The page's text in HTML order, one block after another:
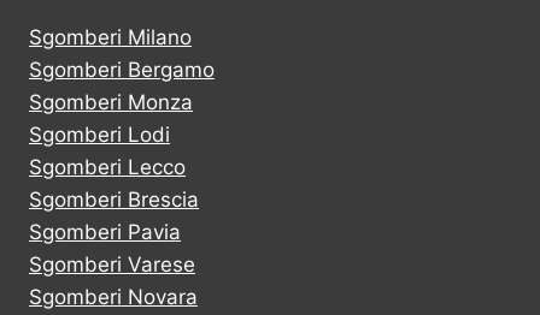
Sgomberi Milano
Sgomberi Bergamo
Sgomberi Monza
Sgomberi Lodi
Sgomberi Lecco
Sgomberi Brescia
Sgomberi Pavia
Sgomberi Varese
Sgomberi Novara